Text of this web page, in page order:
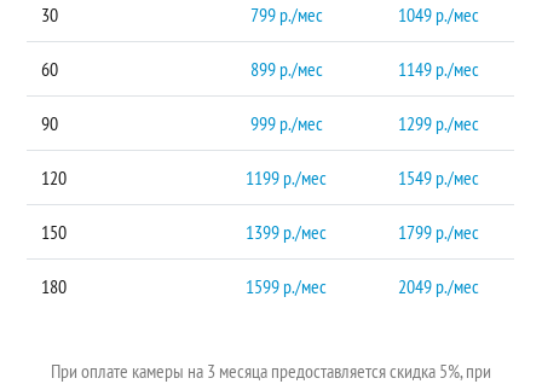
30 799 р./мес 1049 р./мес
60 899 р./мес 1149 р./мес
90 999 р./мес 1299 р./мес
120 1199 р./мес 1549 р./мес
150 1399 р./мес 1799 р./мес
180 1599 р./мес 2049 р./мес
При оплате камеры на 3 месяца предоставляется скидка 5%, при